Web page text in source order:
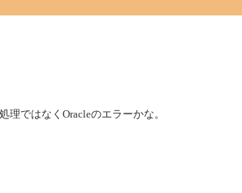
ではなくOracleのエラーかな。